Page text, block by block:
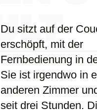
Du sitzt auf der
erschöpft, mit der
Fernbedienung in
Sie ist irgendwo in
anderen Zimmer
seit drei Stunden.